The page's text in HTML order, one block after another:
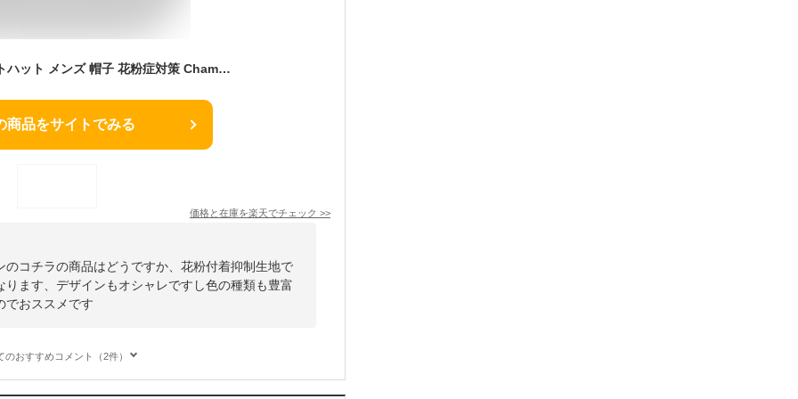
チャンピオン バケットハット メンズ 帽子 花粉症対策 Champion バケハ レディース カジュアル ハット タフタ 撥水 アウトドア 帽子 梅雨 小物 ユニセックス 全6色 [ bucket hat ] 女性 ギフト 誕生日 プレゼント 男性 ギフト ラッピング無料 メール便無料
商品をサイトでみる
価格と在庫を楽天でチェック >>
コチラの商品はどうですか、花粉付着抑制生地で
ます、デザインもオシャレですし色の種類も豊富
でおススメです
のおすすめコメント（2件）